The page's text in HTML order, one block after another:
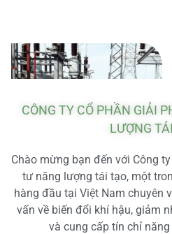
CÔNG TY CỔ PHẦN GIẢI
LƯỢNG
Chào mừng bạn đến với Công
tư năng lượng tái tạo, một
hàng đầu tại Việt Nam chuyên
vấn về biến đổi khí hậu, giảm
và cung cấp tín chỉ